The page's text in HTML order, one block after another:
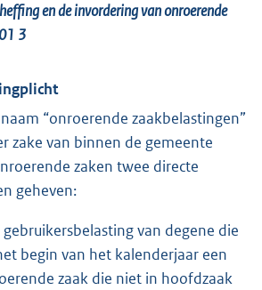
en de invordering van onroerende
3
“onroerende zaakbelastingen”
zake van binnen de gemeente
zaken twee directe
geheven:
gebruikersbelasting van degene die
begin van het kalenderjaar een
zaak die niet in hoofdzaak